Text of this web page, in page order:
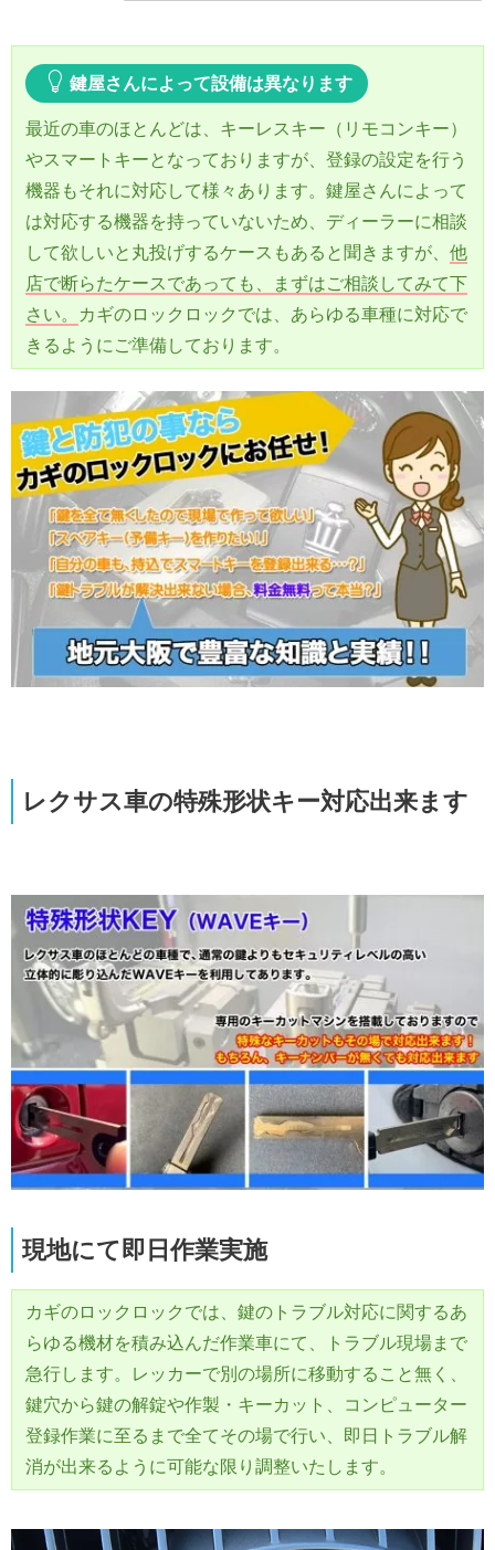
鍵屋さんによって設備は異なります
最近の車のほとんどは、キーレスキー（リモコンキー）
やスマートキーとなっておりますが、登録の設定を行う
機器もそれに対応して様々あります。鍵屋さんによって
は対応する機器を持っていないため、ディーラーに相談
して欲しいと丸投げするケースもあると聞きますが、 他
店で断らたケースであっても、まずはご相談してみて下
さい。
カギのロックロックでは、あらゆる車種に対応で
きるようにご準備しております。
レクサス車の特殊形状キー対応出来ます
現地にて即日作業実施
カギのロックロックでは、鍵のトラブル対応に関するあ
らゆる機材を積み込んだ作業車にて、トラブル現場まで
急行します。レッカーで別の場所に移動すること無く、
鍵穴から鍵の解錠や作製・キーカット、コンピューター
登録作業に至るまで全てその場で行い、即日トラブル解
消が出来るように可能な限り調整いたします。